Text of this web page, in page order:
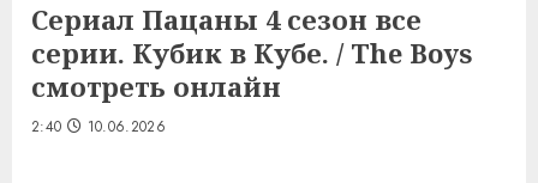
Сериал Пацаны 4 сезон все
серии. Кубик в Кубе. / The Boys
смотреть онлайн
2:40 10.06.2026